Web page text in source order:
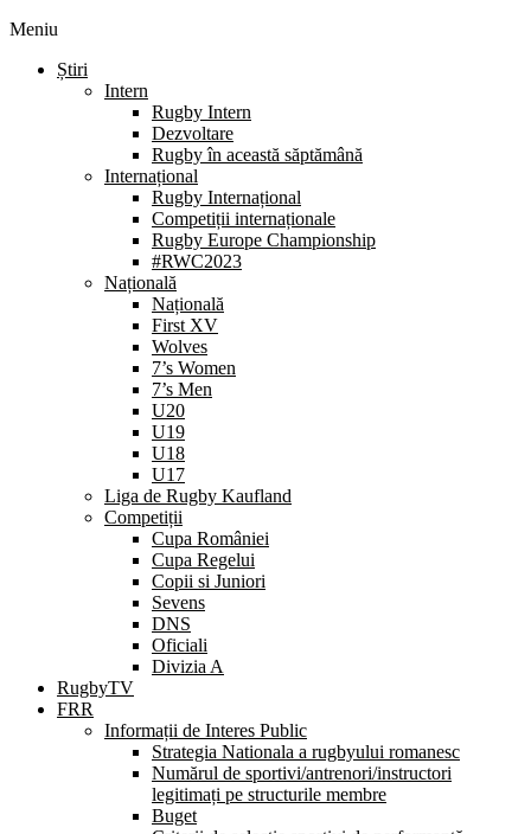
Meniu
Știri
Intern
Rugby Intern
Dezvoltare
Rugby în această săptămână
Internațional
Rugby Internațional
Competiții internaționale
Rugby Europe Championship
#RWC2023
Națională
Națională
First XV
Wolves
7’s Women
7’s Men
U20
U19
U18
U17
Liga de Rugby Kaufland
Competiții
Cupa României
Cupa Regelui
Copii si Juniori
Sevens
DNS
Oficiali
Divizia A
RugbyTV
FRR
Informații de Interes Public
Strategia Nationala a rugbyului romanesc
Numărul de sportivi/antrenori/instructori
legitimați pe structurile membre
Buget